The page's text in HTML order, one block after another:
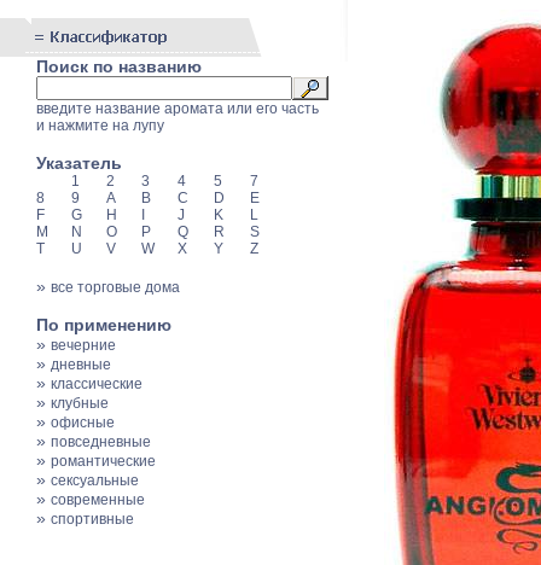
Поиск по названию
введите название аромата или его часть
и нажмите на лупу
Указатель
1 2 3 4 5
7
8
9 A B C D
E
F
G H J K
L
M
N O P Q R
S
T
U V W X Y Z
» все торговые дома
По применению
» вечерние
» дневные
» классические
» клубные
» офисные
» повседневные
» романтические
» сексуальные
» современные
» спортивные